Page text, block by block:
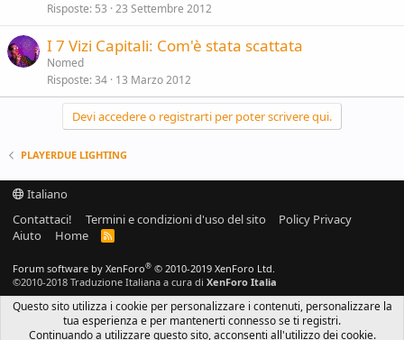
Risposte 53 23 Settembre 2012
I 7 Vizi Capitali: Com'è stata scattata
Nomed
Risposte 34 13 Marzo 2012
Devi accedere o registrarti per poter scrivere qui.
PLAYERDUE LIGHTING
Italiano
Contattaci!
Termini e condizioni d'uso del sito
Policy Privacy
Aiuto
Home
R
Forum software by XenForo® © 2010-2019 XenForo Ltd.
©2010-2018 Traduzione Italiana a cura di XenForo Italia
Questo sito utilizza i cookie per personalizzare i contenuti, personalizzare la
tua esperienza e per mantenerti connesso se ti registri.
Continuando a utilizzare questo sito, acconsenti all'utilizzo dei cookie.